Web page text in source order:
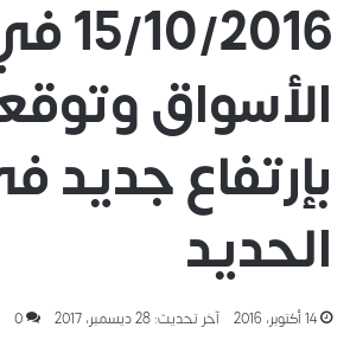
15/10/
الأسواق
بإرتفاع
الحديد
14 أكتوبر، 2016 آخر تحديث: 28 ديسمبر، 2017 0